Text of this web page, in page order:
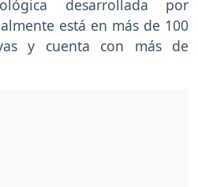
desarrollada por
está en más de 100
y cuenta con más de